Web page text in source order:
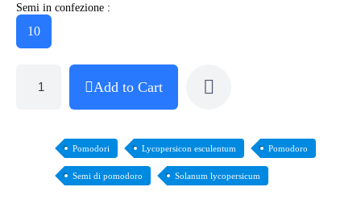
Semi in confezione :
10
Add to Cart
Pomodori Lycopersicon esculentum Pomodoro
Semi di pomodoro Solanum lycopersicum